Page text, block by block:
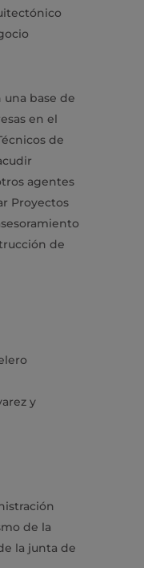
una base de
en el
de
agentes
Proyectos
de
y
de la
la junta de